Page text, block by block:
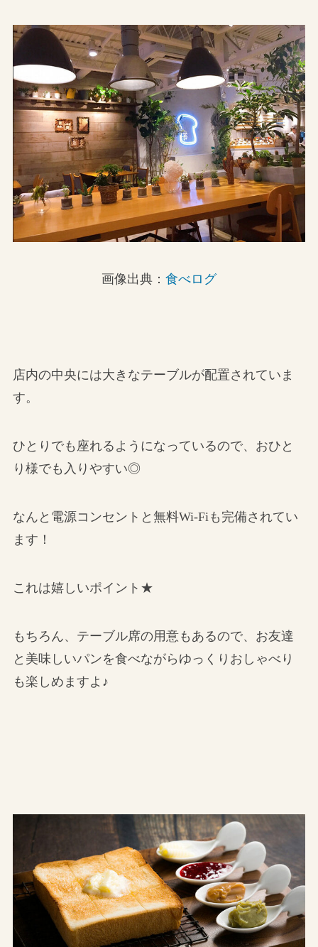
画像出典： 食べログ
店内の中央には大きなテーブルが配置されていま
す。
ひとりでも座れるようになっているので、おひと
り様でも入りやすい◎
なんと電源コンセントと無料Wi-Fiも完備されてい
ます！
これは嬉しいポイント★
もちろん、テーブル席の用意もあるので、お友達
と美味しいパンを食べながらゆっくりおしゃべり
も楽しめますよ♪